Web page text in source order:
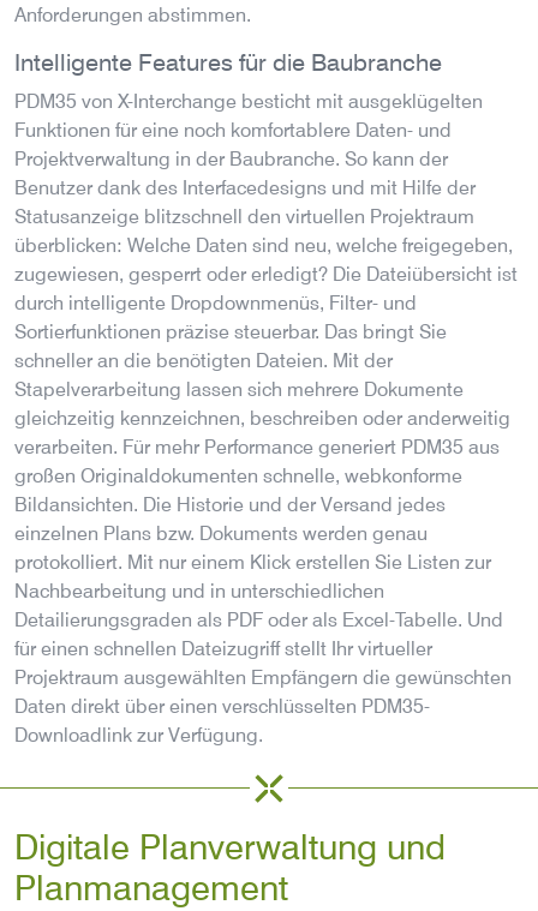
Anforderungen abstimmen.
Intelligente Features für die Baubranche
PDM35 von X-Interchange besticht mit ausgeklügelten
Funktionen für eine noch komfortablere Daten- und
Projektverwaltung in der Baubranche. So kann der
Benutzer dank des Interfacedesigns und mit Hilfe der
Statusanzeige blitzschnell den virtuellen Projektraum
überblicken: Welche Daten sind neu, welche freigegeben,
zugewiesen, gesperrt oder erledigt? Die Dateiübersicht ist
durch intelligente Dropdownmenüs, Filter- und
Sortierfunktionen präzise steuerbar. Das bringt Sie
schneller an die benötigten Dateien. Mit der
Stapelverarbeitung lassen sich mehrere Dokumente
gleichzeitig kennzeichnen, beschreiben oder anderweitig
verarbeiten. Für mehr Performance generiert PDM35 aus
großen Originaldokumenten schnelle, webkonforme
Bildansichten. Die Historie und der Versand jedes
einzelnen Plans bzw. Dokuments werden genau
protokolliert. Mit nur einem Klick erstellen Sie Listen zur
Nachbearbeitung und in unterschiedlichen
Detailierungsgraden als PDF oder als Excel-Tabelle. Und
für einen schnellen Dateizugriff stellt Ihr virtueller
Projektraum ausgewählten Empfängern die gewünschten
Daten direkt über einen verschlüsselten PDM35-
Downloadlink zur Verfügung.
Digitale Planverwaltung und
Planmanagement